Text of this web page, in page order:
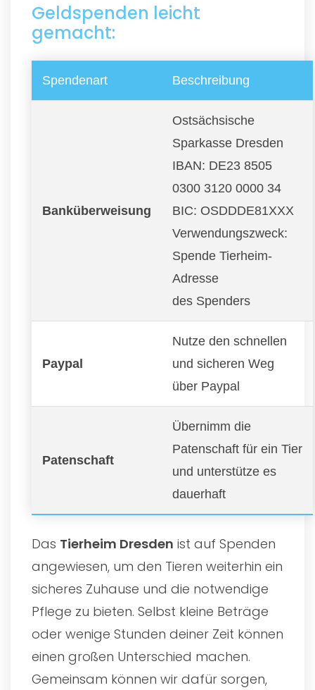
Geldspenden leicht
gemacht:
Spendenart Beschreibung
Banküberweisung
Ostsächsische
Sparkasse Dresden
IBAN: DE23 8505
0300 3120 0000 34
BIC: OSDDDE81XXX
Verwendungszweck:
Spende Tierheim-
Adresse
des Spenders
Paypal
Nutze den schnellen
und sicheren Weg
über Paypal
Patenschaft
Übernimm die
Patenschaft für ein Tier
und unterstütze es
dauerhaft
Das Tierheim Dresden ist auf Spenden
angewiesen, um den Tieren weiterhin ein
sicheres Zuhause und die notwendige
Pflege zu bieten. Selbst kleine Beträge
oder wenige Stunden deiner Zeit können
einen großen Unterschied machen.
Gemeinsam können wir dafür sorgen,